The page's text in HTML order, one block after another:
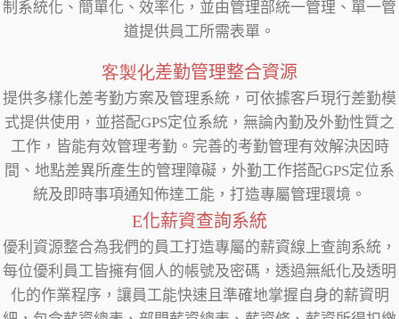
制系統化、簡單化、效率化，並由管理部統一管理、單一管
道提供員工所需表單。
客製化差勤管理整合資源
提供多樣化差考勤方案及管理系統，可依據客戶現行差勤模
式提供使用，並搭配GPS定位系統，無論內勤及外勤性質之
工作，皆能有效管理考勤。完善的考勤管理有效解決因時
間、地點差異所產生的管理障礙，外勤工作搭配GPS定位系
統及即時事項通知佈達工能，打造專屬管理環境。
E化薪資查詢系統
優利資源整合為我們的員工打造專屬的薪資線上查詢系統，
每位優利員工皆擁有個人的帳號及密碼，透過無紙化及透明
化的作業程序，讓員工能快速且準確地掌握自身的薪資明